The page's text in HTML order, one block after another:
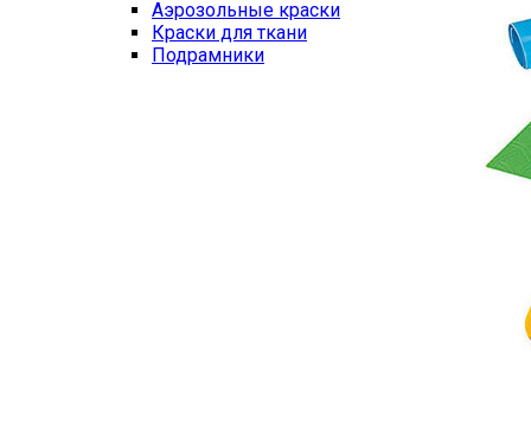
Аэрозольные краски
Краски для ткани
Подрамники